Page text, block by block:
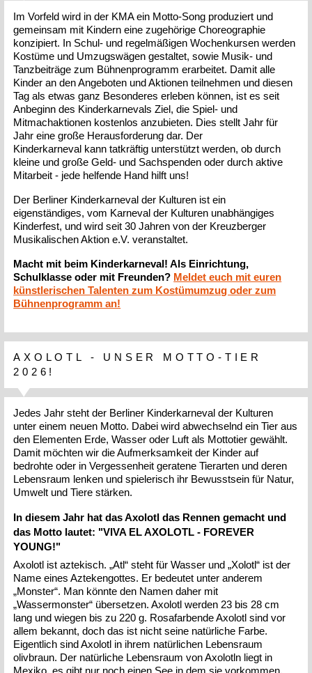
Im Vorfeld wird in der KMA ein Motto-Song produziert und
gemeinsam mit Kindern eine zugehörige Choreographie
konzipiert. In Schul- und regelmäßigen Wochenkursen werden
Kostüme und Umzugswägen gestaltet, sowie Musik- und
Tanzbeiträge zum Bühnenprogramm erarbeitet. Damit alle
Kinder an den Angeboten und Aktionen teilnehmen und diesen
Tag als etwas ganz Besonderes erleben können, ist es seit
Anbeginn des Kinderkarnevals Ziel, die Spiel- und
Mitmachaktionen kostenlos anzubieten. Dies stellt Jahr für
Jahr eine große Herausforderung dar. Der
Kinderkarneval kann tatkräftig unterstützt werden, ob durch
kleine und große Geld- und Sachspenden oder durch aktive
Mitarbeit - jede helfende Hand hilft uns!
Der Berliner Kinderkarneval der Kulturen ist ein
eigenständiges, vom Karneval der Kulturen unabhängiges
Kinderfest, und wird seit 30 Jahren von der Kreuzberger
Musikalischen Aktion e.V. veranstaltet.
Macht mit beim Kinderkarneval! Als Einrichtung,
Schulklasse oder mit Freunden? Meldet euch mit euren
künstlerischen Talenten zum Kostümumzug oder zum
Bühnenprogramm an!
AXOLOTL - UNSER MOTTO-TIER
2026!
Jedes Jahr steht der Berliner Kinderkarneval der Kulturen
unter einem neuen Motto. Dabei wird abwechselnd ein Tier aus
den Elementen Erde, Wasser oder Luft als Mottotier gewählt.
Damit möchten wir die Aufmerksamkeit der Kinder auf
bedrohte oder in Vergessenheit geratene Tierarten und deren
Lebensraum lenken und spielerisch ihr Bewusstsein für Natur,
Umwelt und Tiere stärken.
In diesem Jahr hat das Axolotl das Rennen gemacht und
das Motto lautet: "VIVA EL AXOLOTL - FOREVER
YOUNG!"
Axolotl ist aztekisch. „Atl“ steht für Wasser und „Xolotl“ ist der
Name eines Aztekengottes. Er bedeutet unter anderem
„Monster“. Man könnte den Namen daher mit
„Wassermonster“ übersetzen. Axolotl werden 23 bis 28 cm
lang und wiegen bis zu 220 g. Rosafarbende Axolotl sind vor
allem bekannt, doch das ist nicht seine natürliche Farbe.
Eigentlich sind Axolotl in ihrem natürlichen Lebensraum
olivbraun. Der natürliche Lebensraum von Axolotln liegt in